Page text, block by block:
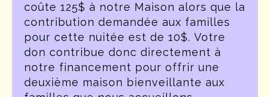
coûte 125$ à notre Maison alors que la
contribution demandée aux familles
pour cette nuitée est de 10$. Votre
don contribue donc directement à
notre financement pour offrir une
deuxième maison bienveillante aux